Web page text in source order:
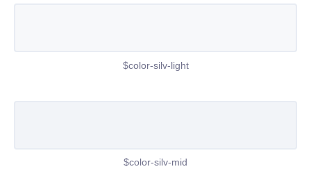
$color-silv-light
$color-silv-mid